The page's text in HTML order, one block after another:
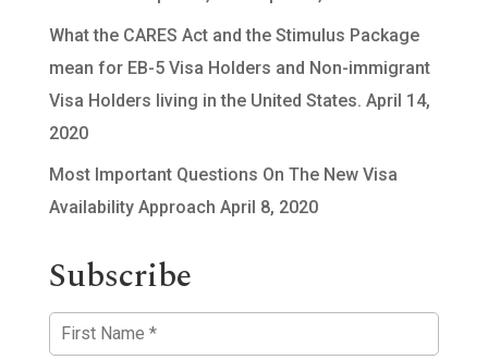
What the CARES Act and the Stimulus Package
mean for EB-5 Visa Holders and Non-immigrant
Visa Holders living in the United States. April 14,
2020
Most Important Questions On The New Visa
Availability Approach April 8, 2020
Subscribe